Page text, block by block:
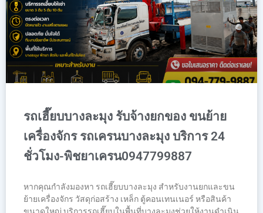
รถเฮี๊ยบบางละมุง รับจ้างยกของ ขนย้าย
เครื่องจักร รถเครนบางละมุง บริการ 24
ชั่วโมง-พิชยาเครน0947799887
หากคุณกำลังมองหา รถเฮี๊ยบบางละมุง สำหรับงานยกและขน
ย้ายเครื่องจักร วัสดุก่อสร้าง เหล็ก ตู้คอนเทนเนอร์ หรือสินค้า